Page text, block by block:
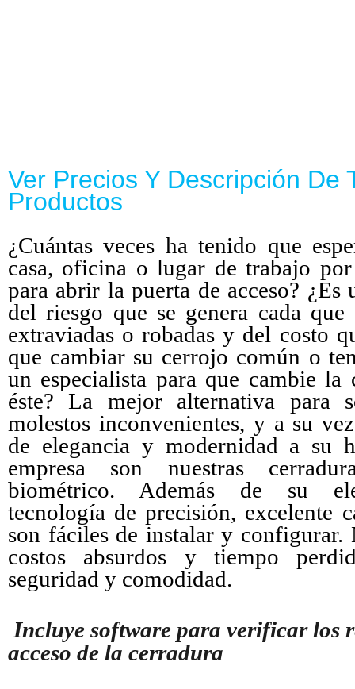
Ver Precios Y Descripción De
Productos
¿Cuántas veces ha tenido que
casa, oficina o lugar de trabajo
para abrir la puerta de acceso? ¿Es
del riesgo que se genera cada que
extraviadas o robadas y del costo
que cambiar su cerrojo común o
un especialista para que cambie la
éste? La mejor alternativa para
molestos inconvenientes, y a su
de elegancia y modernidad a su
empresa son nuestras
biométrico. Además de su
tecnología de precisión, excelente
son fáciles de instalar y configurar.
costos absurdos y tiempo
seguridad y comodidad.
Incluye software para verificar los
acceso de la cerradura